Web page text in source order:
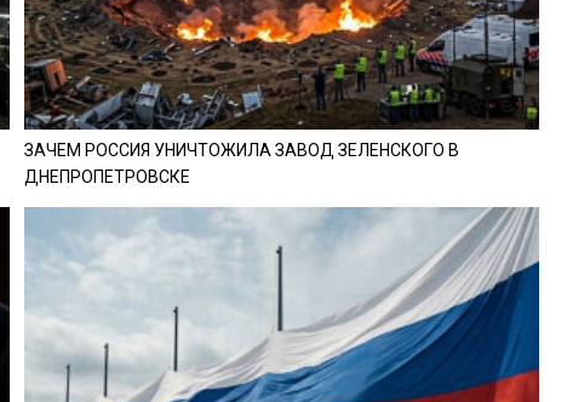
ЗАЧЕМ РОССИЯ УНИЧТОЖИЛА ЗАВОД ЗЕЛЕНСКОГО В
ДНЕПРОПЕТРОВСКЕ